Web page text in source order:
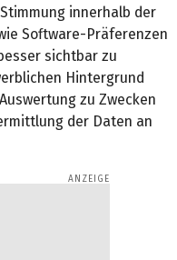
innerhalb der
Software-Präferenzen
sichtbar zu
Hintergrund
zu Zwecken
der Daten an